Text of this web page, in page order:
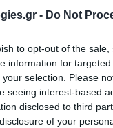
- Do Not
to opt-out of the
information for
your selection. Please
seeing interest-based
disclosed to third
of your
κατασκευαστές
να καταξιώσουν το
την